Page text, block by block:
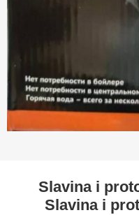
Slavina i
Slavina i